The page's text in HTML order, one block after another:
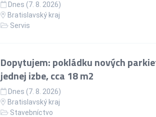
Dnes (7. 8. 2026)
Bratislavský kraj
Servis
Dopytujem: pokládku nových
jednej izbe, cca 18 m2
Dnes (7. 8. 2026)
Bratislavský kraj
Stavebníctvo